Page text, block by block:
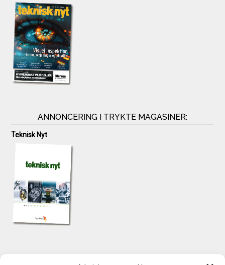
ANNONCERING I TRYKTE MAGASINER:
Teknisk Nyt